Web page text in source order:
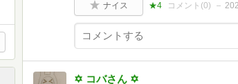
ナイス ★4 コメント(0)
✡ コバさん ✡